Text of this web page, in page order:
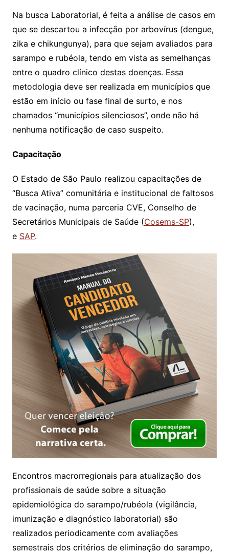
Na busca Laboratorial, é feita a análise de casos em
que se descartou a infecção por arbovírus (dengue,
zika e chikungunya), para que sejam avaliados para
sarampo e rubéola, tendo em vista as semelhanças
entre o quadro clínico destas doenças. Essa
metodologia deve ser realizada em municípios que
estão em início ou fase final de surto, e nos
chamados “municípios silenciosos”, onde não há
nenhuma notificação de caso suspeito.
Capacitação
O Estado de São Paulo realizou capacitações de
“Busca Ativa” comunitária e institucional de faltosos
de vacinação, numa parceria CVE, Conselho de
Secretários Municipais de Saúde (Cosems-SP),
e SAP.
Encontros macrorregionais para atualização dos
profissionais de saúde sobre a situação
epidemiológica do sarampo/rubéola (vigilância,
imunização e diagnóstico laboratorial) são
realizados periodicamente com avaliações
semestrais dos critérios de eliminação do sarampo,